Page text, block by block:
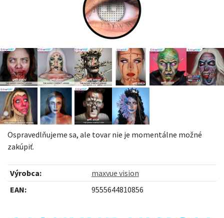
Ospravedlňujeme sa, ale tovar nie je momentálne možné
zakúpiť.
Výrobca:
maxvue vision
EAN:
9555644810856